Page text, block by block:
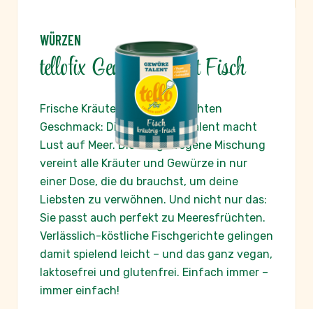
WÜRZEN
tellofix Gewürz Talent Fisch
Frische Kräuter für lecker-leichten
Geschmack: Dieses Gewürz Talent macht
Lust auf Meer. Die ausgewogene Mischung
vereint alle Kräuter und Gewürze in nur
einer Dose, die du brauchst, um deine
Liebsten zu verwöhnen. Und nicht nur das:
Sie passt auch perfekt zu Meeresfrüchten.
Verlässlich-köstliche Fischgerichte gelingen
damit spielend leicht – und das ganz vegan,
laktosefrei und glutenfrei. Einfach immer –
immer einfach!